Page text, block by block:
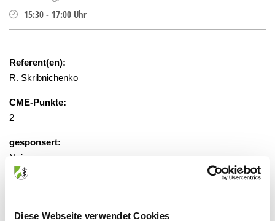
Diese Webseite verwendet Cookies
15:30 - 17:00 Uhr
Referent(en):
R. Skribnichenko
CME-Punkte:
2
gesponsert:
Nein